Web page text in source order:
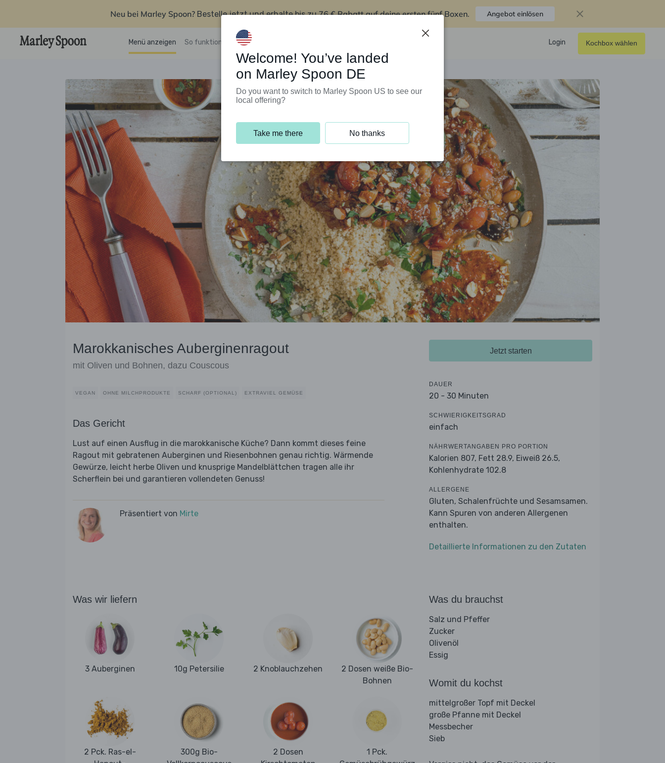
Neu bei Marley Spoon? Bestelle jetzt und erhalte bis zu76 € Rabatt auf deine ersten fünf Boxen. Angebot einlösen
Menü anzeigen So funktioniert’s Kundenservice Login Kochbox wählen
Marokkanisches Auberginenragout
mit Oliven und Bohnen, dazu Couscous
VEGAN OHNE MILCHPRODUKTE SCHARF (OPTIONAL) EXTRAVIEL GEMÜSE
Das Gericht
Lust auf einen Ausflug in die marokkanische Küche? Dann kommt dieses feine
Ragout mit gebratenen Auberginen und Riesenbohnen genau richtig. Wärmende
Gewürze, leicht herbe Oliven und knusprige Mandelblättchen tragen alle ihr
Scherflein bei und garantieren vollendeten Genuss!
Präsentiert von Mirte
Jetzt starten
DAUER
20 - 30 Minuten
SCHWIERIGKEITSGRAD
einfach
NÄHRWERTANGABEN PRO PORTION
Kalorien 807, Fett 28.9, Eiweiß 26.5,
Kohlenhydrate 102.8
ALLERGENE
Gluten, Schalenfrüchte und Sesamsamen.
Kann Spuren von anderen Allergenen
enthalten.
Detaillierte Informationen zu den Zutaten
Was wir liefern
3 Auberginen 10g Petersilie 2 Knoblauchzehen
2 Dosen weiße Bio-
Bohnen
2 Pck. Ras-el-
300g Bio-
2 Dosen
1 Pck.
Was du brauchst
Salz und Pfeffer
Zucker
Olivenöl
Essig
Womit du kochst
mittelgroßer Topf mit Deckel
große Pfanne mit Deckel
Messbecher
Sieb
Welcome! You’ve landed
on Marley Spoon DE
Do you want to switch to Marley Spoon US to see our
local offering?
Take me there No thanks